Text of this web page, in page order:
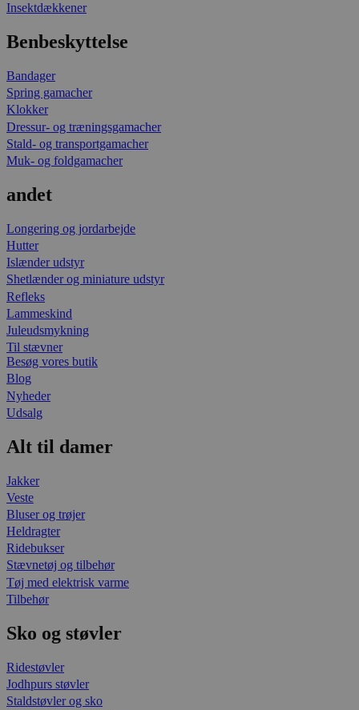
Insektdækkener
Benbeskyttelse
Bandager
Spring gamacher
Klokker
Dressur- og træningsgamacher
Stald- og transportgamacher
Muk- og foldgamacher
andet
Longering og jordarbejde
Hutter
Islænder udstyr
Shetlænder og miniature udstyr
Refleks
Lammeskind
Juleudsmykning
Til stævner
Besøg vores butik
Blog
Nyheder
Udsalg
Alt til damer
Jakker
Veste
Bluser og trøjer
Heldragter
Ridebukser
Stævnetøj og tilbehør
Tøj med elektrisk varme
Tilbehør
Sko og støvler
Ridestøvler
Jodhpurs støvler
Staldstøvler og sko